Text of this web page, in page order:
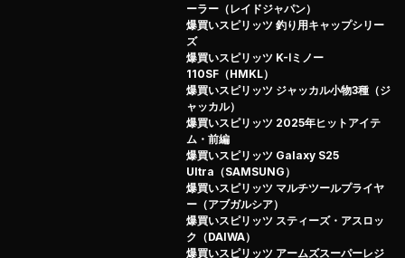
ーラー（レイドジャパン）
爆買いスピリッツ 釣り用キャップシリー
ズ
爆買いスピリッツ K-Ⅰミノー
110SF（HMKL）
爆買いスピリッツ ジャッカル小物3種（ジ
ャッカル）
爆買いスピリッツ 2025年ヒットアイテ
ム・前編
爆買いスピリッツ Galaxy S25
Ultra（SAMSUNG）
爆買いスピリッツ マルチツールプライヤ
ー（アブガルシア）
爆買いスピリッツ スティーズ・アスロッ
ク（DAIWA）
爆買いスピリッツ アームズスーパーレジ